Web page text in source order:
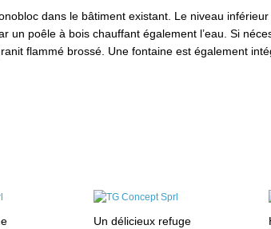
dans le bâtiment existant. Le niveau
un poêle à bois chauffant également l’eau. Si
flammé brossé. Une fontaine est également
Un délicieux refuge